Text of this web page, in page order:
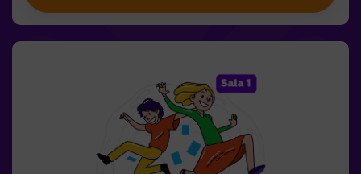
las escondidas de siempre, pero llevado a otro nivel:
sonido que hacen la experiencia inolvidable✅ Ideal para
grupos grandes | planes con amigos | adolescentes |
team building❗Los jugadores menores de 14 años o igual
deberán entrar acompañados por al menos de un adulto.
Existe la opción de que un monitor les acompañe en la
aventura, consúltanos las condiciones.❗Este juego no es